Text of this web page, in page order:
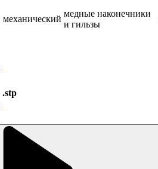
механический
медные наконечники
и гильзы
.stp